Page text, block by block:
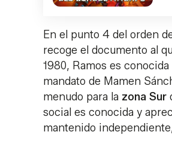
En el punto 4 del orden
recoge el documento al
1980, Ramos es conocida
mandato de Mamen
menudo para la zona Sur
social es conocida y
mantenido